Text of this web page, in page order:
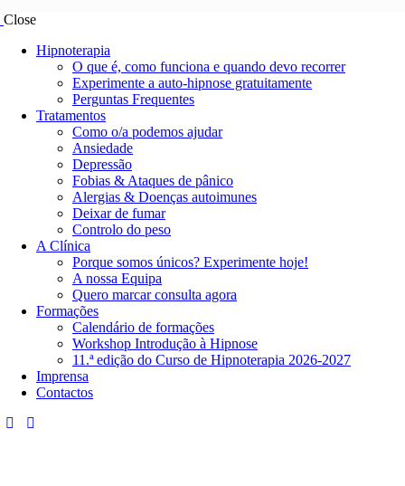
Close
Hipnoterapia
O que é, como funciona e quando devo recorrer
Experimente a auto-hipnose gratuitamente
Perguntas Frequentes
Tratamentos
Como o/a podemos ajudar
Ansiedade
Depressão
Fobias & Ataques de pânico
Alergias & Doenças autoimunes
Deixar de fumar
Controlo do peso
A Clínica
Porque somos únicos? Experimente hoje!
A nossa Equipa
Quero marcar consulta agora
Formações
Calendário de formações
Workshop Introdução à Hipnose
11.ª edição do Curso de Hipnoterapia​ 2026-2027
Imprensa
Contactos